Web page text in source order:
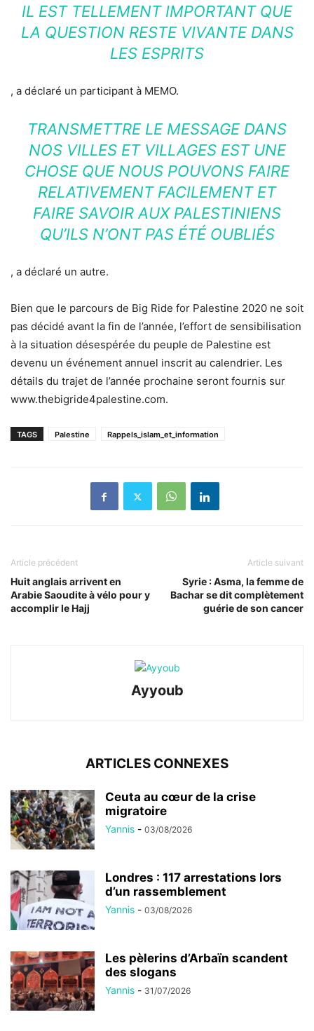
IL EST TELLEMENT IMPORTANT QUE
LA QUESTION RESTE VIVANTE DANS
LES ESPRITS
, a déclaré un participant à MEMO.
TRANSMETTRE LE MESSAGE DANS
NOS VILLES ET VILLAGES EST UNE
CHOSE QUE NOUS POUVONS FAIRE
RELATIVEMENT FACILEMENT ET
FAIRE SAVOIR AUX PALESTINIENS
QU’ILS N’ONT PAS ÉTÉ OUBLIÉS
, a déclaré un autre.
Bien que le parcours de Big Ride for Palestine 2020 ne soit
pas décidé avant la fin de l’année, l’effort de sensibilisation
à la situation désespérée du peuple de Palestine est
devenu un événement annuel inscrit au calendrier. Les
détails du trajet de l’année prochaine seront fournis sur
www.thebigride4palestine.com.
TAGS Palestine Rappels_islam_et_information
Article précédent
Huit anglais arrivent en
Arabie Saoudite à vélo pour y
accomplir le Hajj
Article suivant
Syrie : Asma, la femme de
Bachar se dit complètement
guérie de son cancer
Ayyoub
ARTICLES CONNEXES
Ceuta au cœur de la crise
migratoire
Yannis - 03/08/2026
Londres : 117 arrestations lors
d’un rassemblement
Yannis - 03/08/2026
Les pèlerins d’Arbaïn scandent
des slogans
Yannis - 31/07/2026